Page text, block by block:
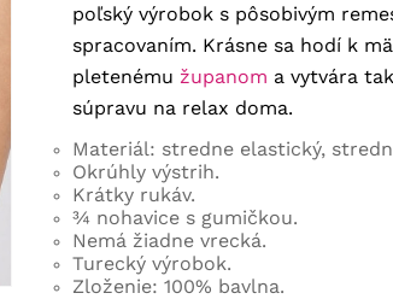
poľský výrobok s pôsobivým
spracovaním. Krásne sa hodí k
pletenému županom a vytvára
súpravu na relax doma.
Materiál: stredne elastický,
Okrúhly výstrih.
Krátky rukáv.
¾ nohavice s gumičkou.
Nemá žiadne vrecká.
Turecký výrobok.
Zloženie: 100% bavlna.